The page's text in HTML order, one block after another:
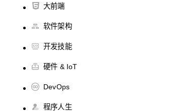
大前端
软件架构
开发技能
硬件 & IoT
DevOps
程序人生